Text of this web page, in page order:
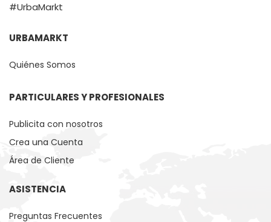
#UrbaMarkt
URBAMARKT
Quiénes Somos
PARTICULARES Y PROFESIONALES
Publicita con nosotros
Crea una Cuenta
Área de Cliente
ASISTENCIA
Preguntas Frecuentes